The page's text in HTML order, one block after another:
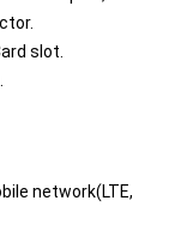
slot.
network(LTE,